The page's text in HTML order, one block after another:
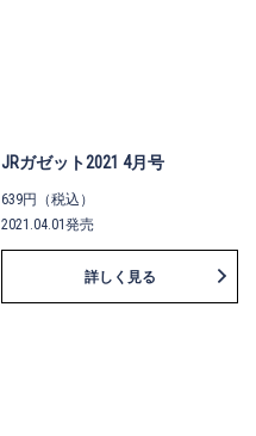
JRガゼット2021 4月号
639円（税込）
2021.04.01発売
詳しく見る